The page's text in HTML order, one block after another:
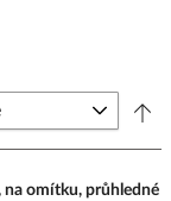
na omítku, průhledné